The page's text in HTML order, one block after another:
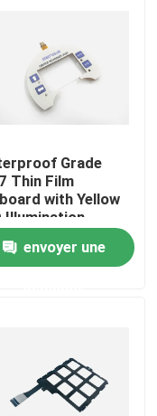
Grade
Thin Film
with Yellow
Illumination
envoyer une